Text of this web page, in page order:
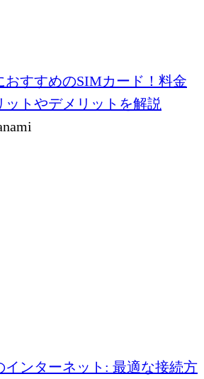
おすすめのSIMカード！料金
ットやデメリットを解説
インターネット: 最適な接続方